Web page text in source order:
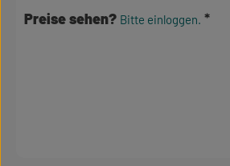
Preise sehen? Bitte einloggen.